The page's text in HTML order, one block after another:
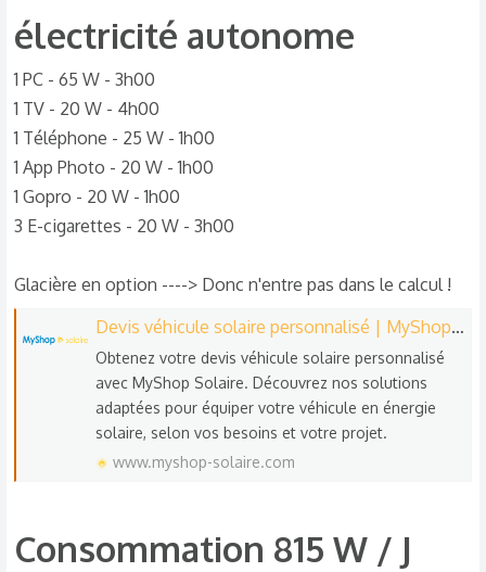
électricité autonome​
1 PC - 65 W - 3h00
1 TV - 20 W - 4h00
1 Téléphone - 25 W - 1h00
1 App Photo - 20 W - 1h00
1 Gopro - 20 W - 1h00
3 E-cigarettes - 20 W - 3h00
Glacière en option ----> Donc n'entre pas dans le calcul !
Devis véhicule solaire personnalisé | MyShop Solaire
Obtenez votre devis véhicule solaire personnalisé
avec MyShop Solaire. Découvrez nos solutions
adaptées pour équiper votre véhicule en énergie
solaire, selon vos besoins et votre projet.
www.myshop-solaire.com
Consommation 815 W / J​